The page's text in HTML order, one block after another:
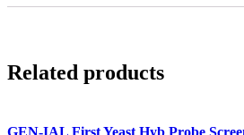
Related products
GEN-IAL First Yeast Hyb Probe